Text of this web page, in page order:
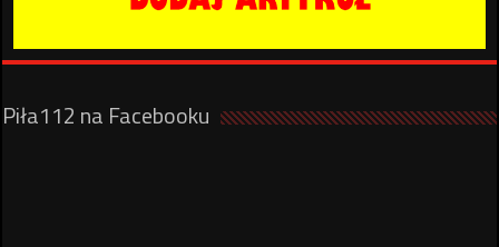
Piła112 na Facebooku